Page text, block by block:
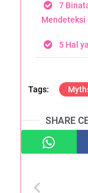
7
Mendeteksi
5 Hal
SHARE
chevron_left